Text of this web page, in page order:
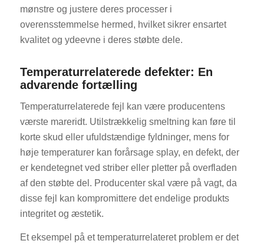
mønstre og justere deres processer i
overensstemmelse hermed, hvilket sikrer ensartet
kvalitet og ydeevne i deres støbte dele.
Temperaturrelaterede defekter: En
advarende fortælling
Temperaturrelaterede fejl kan være producentens
værste mareridt. Utilstrækkelig smeltning kan føre til
korte skud eller ufuldstændige fyldninger, mens for
høje temperaturer kan forårsage splay, en defekt, der
er kendetegnet ved striber eller pletter på overfladen
af den støbte del. Producenter skal være på vagt, da
disse fejl kan kompromittere det endelige produkts
integritet og æstetik.
Et eksempel på et temperaturrelateret problem er det